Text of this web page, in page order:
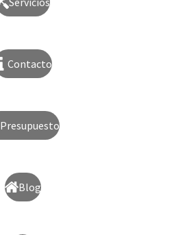
Contacto
Presupuesto
Blog